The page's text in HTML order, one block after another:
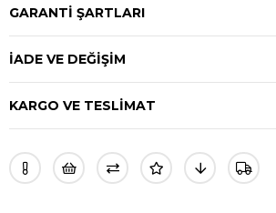
GARANTİ ŞARTLARI
İADE VE DEĞİŞİM
KARGO VE TESLİMAT